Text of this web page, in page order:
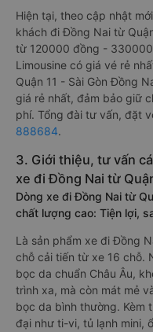
Hiện tại, theo cập nhật
khách đi Đồng Nai từ
từ 120000 đồng -
Limousine có giá vé rẻ
Quận 11 - Sài Gòn Đồng
giá rẻ nhất, đảm bảo giữ
phí. Tổng đài tư vấn, đặt
888684.
3. Giới thiệu, tư vấn
xe đi Đồng Nai từ
Dòng xe đi Đồng Nai từ
chất lượng cao: Tiện lợi,
Là sản phẩm xe đi Đồng
chỗ cải tiến từ xe 16 chỗ.
bọc da chuẩn Châu Âu,
trình xa, mà còn mát mẻ
bọc da bình thường. Kèm
đại như ti-vi, tủ lạnh mini,